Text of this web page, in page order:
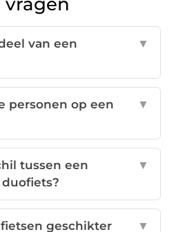
van een
▼
personen op een
▼
tussen een
▼
geschikter ▼